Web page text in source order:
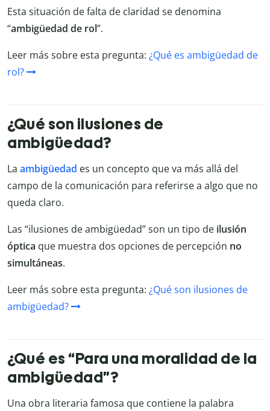
Esta situación de falta de claridad se denomina
“ambigüedad de rol”.
Leer más sobre esta pregunta: ¿Qué es ambigüedad de
rol?
¿Qué son ilusiones de
ambigüedad?
La ambigüedad es un concepto que va más allá del
campo de la comunicación para referirse a algo que no
queda claro.
Las “ilusiones de ambigüedad” son un tipo de ilusión
óptica que muestra dos opciones de percepción no
simultáneas.
Leer más sobre esta pregunta: ¿Qué son ilusiones de
ambigüedad?
¿Qué es “Para una moralidad de la
ambigüedad”?
Una obra literaria famosa que contiene la palabra